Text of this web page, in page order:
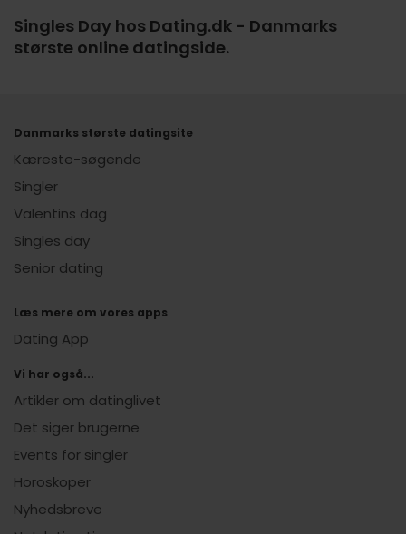
Singles Day hos Dating.dk - Danmarks
største online datingside.
Danmarks største datingsite
Kæreste-søgende
Singler
Valentins dag
Singles day
Senior dating
Læs mere om vores apps
Dating App
Vi har også...
Artikler om datinglivet
Det siger brugerne
Events for singler
Horoskoper
Nyhedsbreve